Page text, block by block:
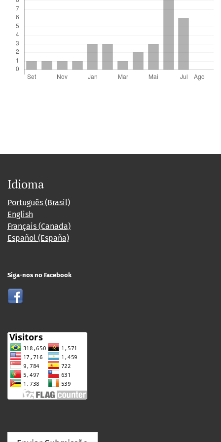
Idioma
Português (Brasil)
English
Français (Canada)
Español (España)
Siga-nos no Facebook